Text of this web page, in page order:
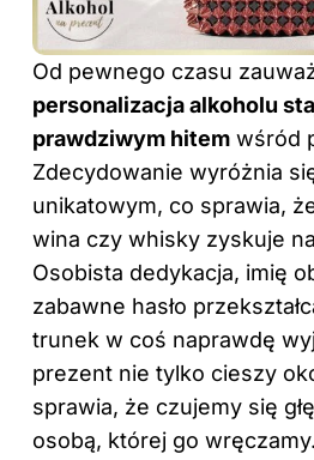
Od pewnego czasu
personalizacja alkoholu
prawdziwym hitem wśród
Zdecydowanie wyróżnia
unikatowym, co sprawia,
wina czy whisky zyskuje
Osobista dedykacja, imię
zabawne hasło
trunek w coś naprawdę
prezent nie tylko cieszy
sprawia, że czujemy się
osobą, której go